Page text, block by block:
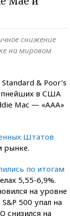
снижение
на мировом
& Poor’s
в США
Mac — «ААА»
Штатов
рынке.
по итогам
5,55-6,9%.
на уровне
500 упал на
снизился на